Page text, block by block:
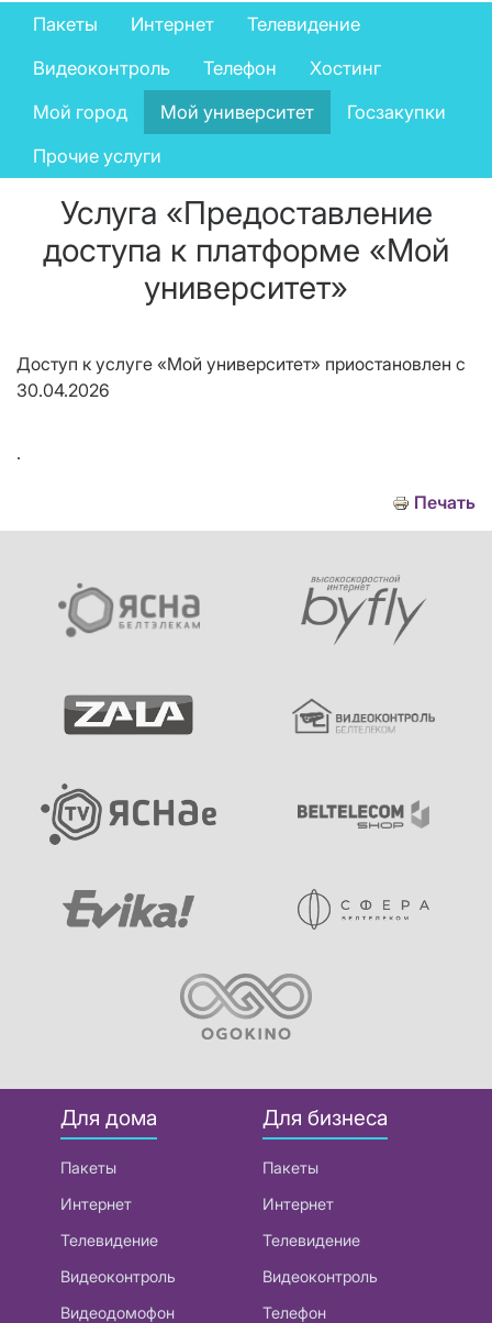
Business
services
menu
Пакеты Интернет
Телевидение
Видеоконтроль
Телефон
Хостинг
Мой город
Мой университет
Госзакупки
Прочие услуги
Услуга «Предоставление
доступа к платформе «Мой
университет»
Доступ к услуге «Мой университет» приостановлен с
30.04.2026
.
Печать
Для дома
Пакеты
Интернет
Телевидение
Видеоконтроль
Видеодомофон
Для бизнеса
Пакеты
Интернет
Телевидение
Видеоконтроль
Телефон